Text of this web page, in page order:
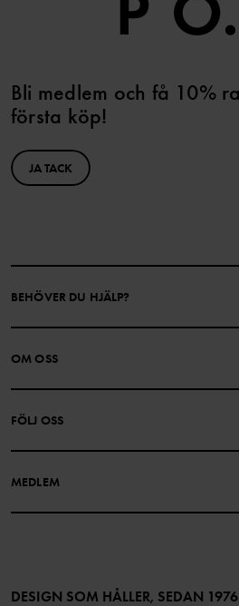
Bli medlem och få 10%
första köp!
JA TACK
BEHÖVER DU HJÄLP?
PRESENTKORTSALDO
INTEGRITETSPOLICY
OM OSS
FÖLJ OSS
MEDLEM
Bli medlem
DESIGN SOM HÅLLER, SEDAN 1976